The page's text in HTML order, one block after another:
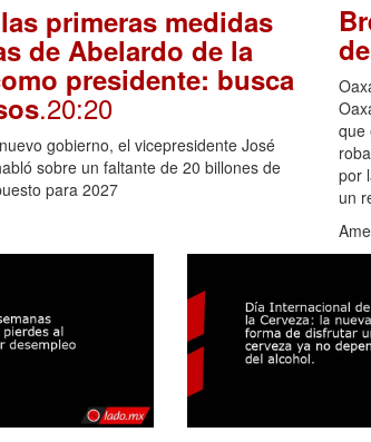
primeras medidas
de Abelardo de la
presidente: busca
.20:20
gobierno, el vicepresidente José
sobre un faltante de 20 billones de
para 2027
que
por
un